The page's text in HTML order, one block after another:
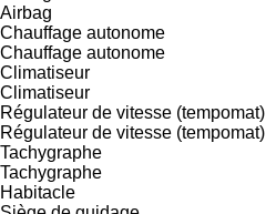
Airbag
Chauffage autonome
Chauffage autonome
Climatiseur
Climatiseur
Régulateur de vitesse (tempomat)
Régulateur de vitesse (tempomat)
Tachygraphe
Tachygraphe
Habitacle